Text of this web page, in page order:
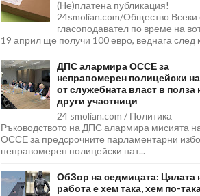
(Не)платена публикация!
24smolian.com/Общество Всеки
гласоподавател по време на
19 април ще получи 100 евро, веднага след
ДПС алармира ОССЕ за
неправомерен полицейски
от служебната власт в полза
други участници
24 smolian.com / Политика
Ръководството на ДПС алармира мисията
ОССЕ за предсрочните парламентарни
неправомерен полицейски нат...
ОбЗор на седмицата: Цялата
работа е хем така, хем по-